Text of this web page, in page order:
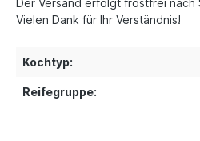
Der Versand erfolgt frostfrei nach
Vielen Dank für Ihr Verständnis!
Kochtyp:
Reifegruppe: